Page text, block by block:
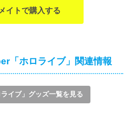
イトで購入する
「ホロライブ」関連情報
イブ」グッズ一覧を見る